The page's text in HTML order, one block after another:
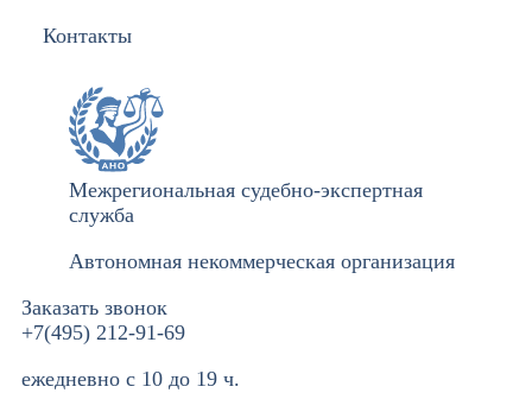
Контакты
Межрегиональная судебно-экспертная
служба
Автономная некоммерческая организация
Заказать звонок
+7(495) 212-91-69
ежедневно с 10 до 19 ч.